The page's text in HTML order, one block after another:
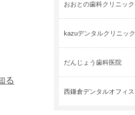
る
おおとの歯科クリニック
kazuデンタルクリニック
だんじょう歯科医院
西鎌倉デンタルオフィス